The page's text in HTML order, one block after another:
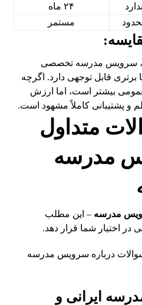
ندارد
۲۴ ماه
مستمر
سرویس مدرسه تخصصی
برتری قابل توجهی دارد. اگرچه
بیشتر است، اما ارزش
و پشتیبانی کاملاً مشهود است.
متداول
مدرسه
مدرسه – این مطلب
در اختیار شما قرار دهد.
درباره سرویس مدرسه
ایرانی و